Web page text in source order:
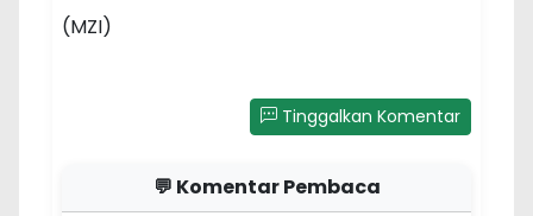
(MZI)
Tinggalkan Komentar
💬 Komentar Pembaca